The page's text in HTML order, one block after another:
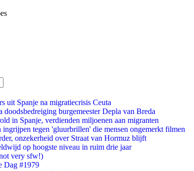
uit Spanje na migratiecrisis Ceuta
doodsbedreiging burgemeester Depla van Breda
in Spanje, verdienden miljoenen aan migranten
tegen 'gluurbrillen' die mensen ongemerkt filmen
onzekerheid over Straat van Hormuz blijft
op hoogste niveau in ruim drie jaar
very sfw!)
Dag #1979